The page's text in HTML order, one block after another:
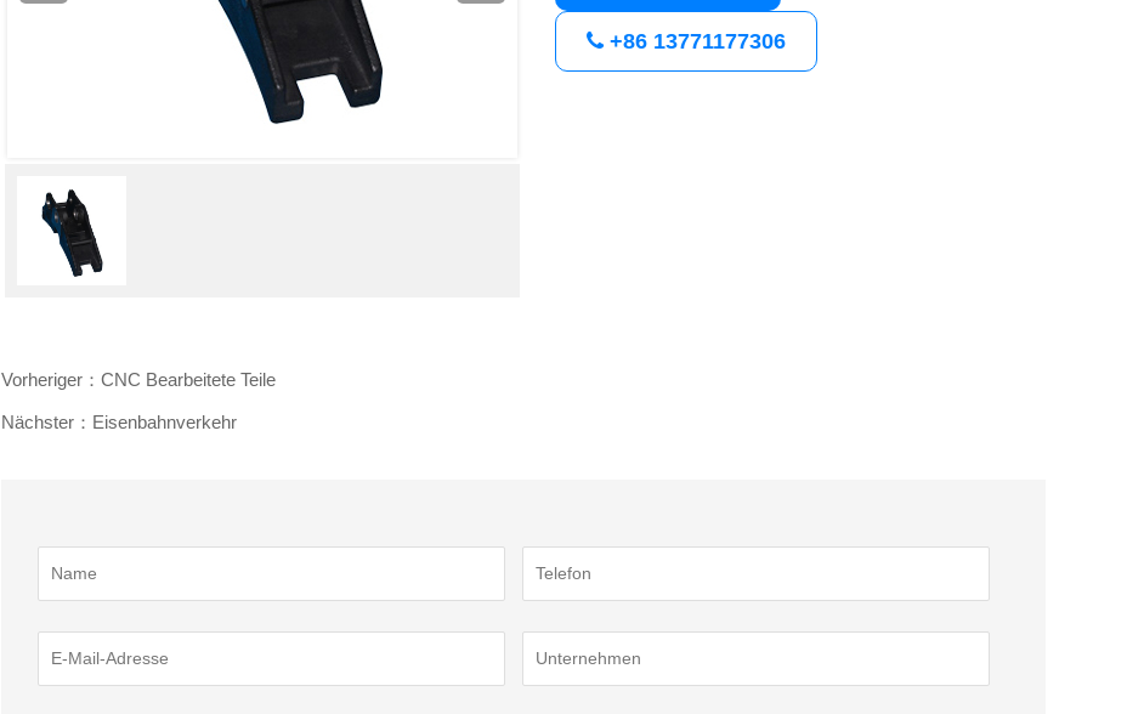
+86 13771177306
Vorheriger：CNC Bearbeitete Teile
Nächster：Eisenbahnverkehr